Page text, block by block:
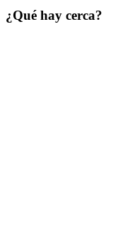
¿Qué hay cerca?